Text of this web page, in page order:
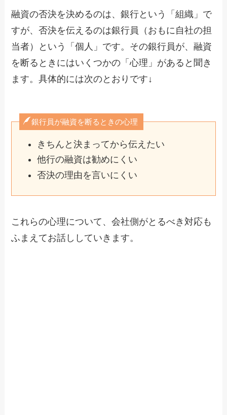
融資の否決を決めるのは、銀行という「組織」で
すが、否決を伝えるのは銀行員（おもに自社の担
当者）という「個人」です。その銀行員が、融資
を断るときにはいくつかの「心理」があると聞き
ます。具体的には次のとおりです↓
銀行員が融資を断るときの心理
きちんと決まってから伝えたい
他行の融資は勧めにくい
否決の理由を言いにくい
これらの心理について、会社側がとるべき対応も
ふまえてお話ししていきます。